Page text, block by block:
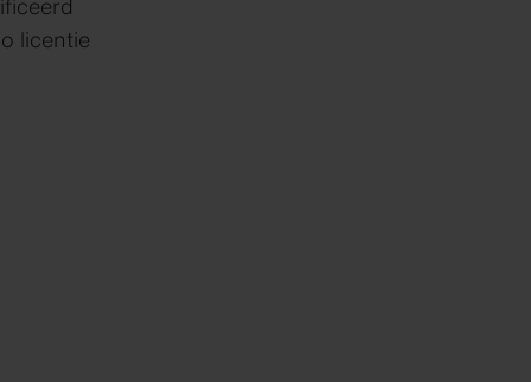
licentie